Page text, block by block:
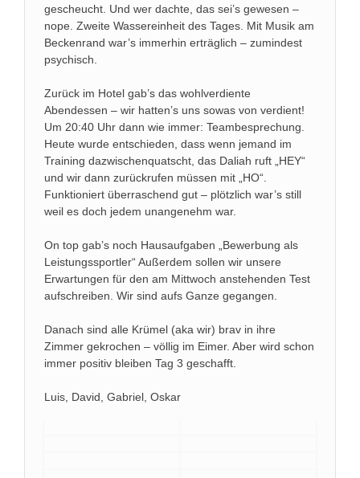
gescheucht. Und wer dachte, das sei’s gewesen –
nope. Zweite Wassereinheit des Tages. Mit Musik am
Beckenrand war’s immerhin erträglich – zumindest
psychisch.
Zurück im Hotel gab’s das wohlverdiente
Abendessen – wir hatten’s uns sowas von verdient!
Um 20:40 Uhr dann wie immer: Teambesprechung.
Heute wurde entschieden, dass wenn jemand im
Training dazwischenquatscht, das Daliah ruft „HEY“
und wir dann zurückrufen müssen mit „HO“.
Funktioniert überraschend gut – plötzlich war’s still
weil es doch jedem unangenehm war.
On top gab’s noch Hausaufgaben „Bewerbung als
Leistungssportler“ Außerdem sollen wir unsere
Erwartungen für den am Mittwoch anstehenden Test
aufschreiben. Wir sind aufs Ganze gegangen.
Danach sind alle Krümel (aka wir) brav in ihre
Zimmer gekrochen – völlig im Eimer. Aber wird schon
immer positiv bleiben Tag 3 geschafft.
Luis, David, Gabriel, Oskar